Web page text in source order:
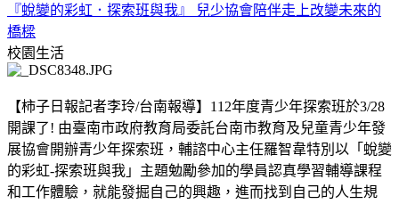
『蛻變的彩虹．探索班與我』 兒少協會陪伴走上改變未來的
橋樑
校園生活
【柿子日報記者李玲/台南報導】112年度青少年探索班於3/28
開課了! 由臺南市政府教育局委託台南市教育及兒童青少年發
展協會開辦青少年探索班，輔諮中心主任羅智韋特別以「蛻變
的彩虹-探索班與我」主題勉勵參加的學員認真學習輔導課程
和工作體驗，就能發掘自己的興趣，進而找到自己的人生規